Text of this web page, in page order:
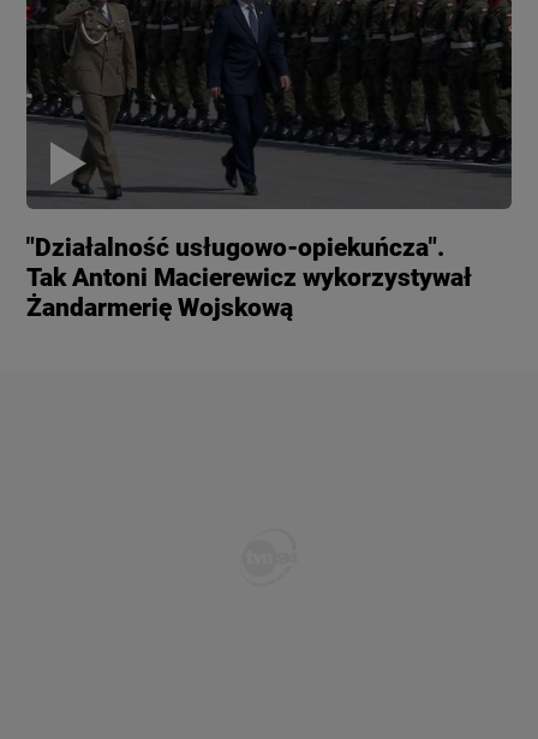
"Działalność usługowo-opiekuńcza".
Tak Antoni Macierewicz wykorzystywał
Żandarmerię Wojskową